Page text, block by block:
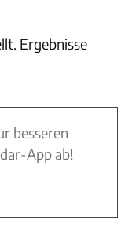
Ergebnisse
besseren
App ab!